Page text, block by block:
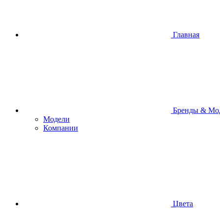
Главная
Бренды &
Модели
Компании
Цвета